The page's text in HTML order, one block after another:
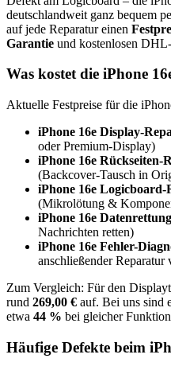
deutschlandweit ganz bequem
auf jede Reparatur einen
Garantie und kostenlosen
Was kostet die iPhone
Aktuelle Festpreise für die
iPhone 16e Display-
oder Premium-Display)
iPhone 16e Rückseiten-
(Backcover-Tausch in
iPhone 16e Logicboard-
(Mikrolötung &
iPhone 16e Datenrettung
Nachrichten retten)
iPhone 16e Fehler-
anschließender Reparatur
Zum Vergleich: Für den
rund 269,00 € auf. Bei uns sind
etwa 44 % bei gleicher
Häufige Defekte beim